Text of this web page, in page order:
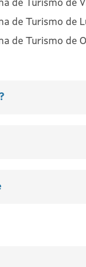
de Turismo de
de Turismo de
de Turismo de